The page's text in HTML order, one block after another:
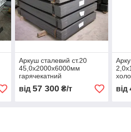
Аркуш сталевий ст.20
45,0х2000х6000мм
гарячекатний
від 57 300₴/т від